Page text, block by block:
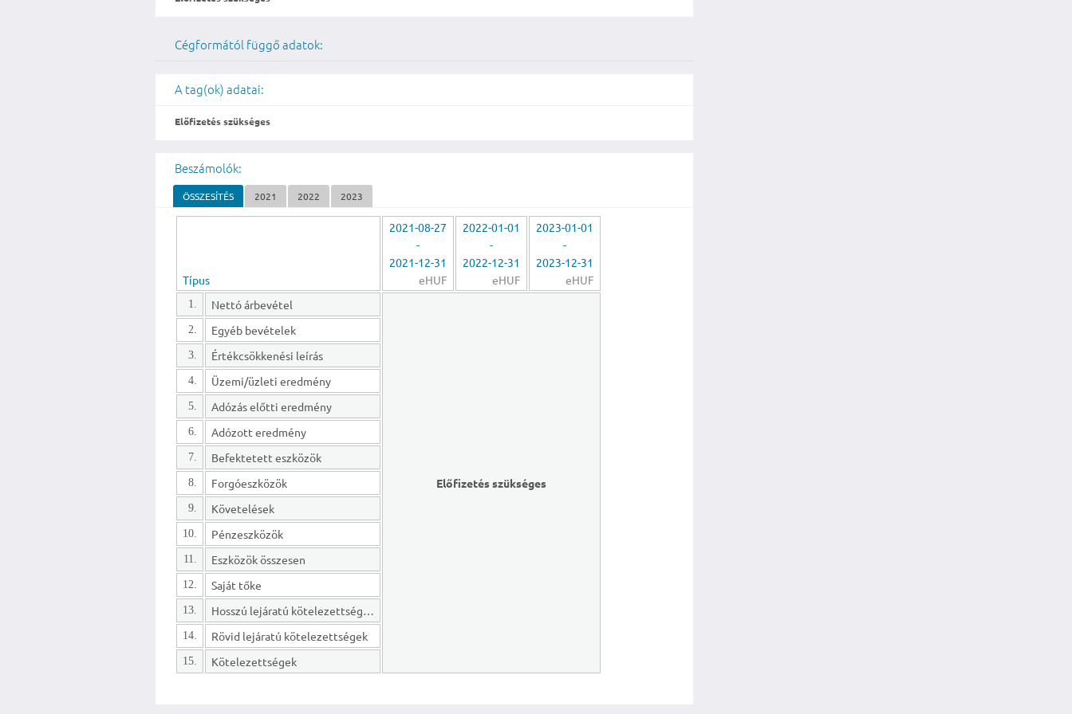
Cégformától függő adatok:
A tag(ok) adatai:
Előfizetés szükséges
Beszámolók:
ÖSSZESÍTÉS 2021 2022 2023
Típus
2021-08-27
-
2021-12-31
eHUF
2022-01-01
-
2022-12-31
eHUF
2023-01-01
-
2023-12-31
eHUF
1. Nettó árbevétel
Előfizetés szükséges
2. Egyéb bevételek
3. Értékcsökkenési leírás
4. Üzemi/üzleti eredmény
5. Adózás előtti eredmény
6. Adózott eredmény
7. Befektetett eszközök
8. Forgóeszközök
9. Követelések
10. Pénzeszközök
11. Eszközök összesen
12. Saját tőke
13. Hosszú lejáratú kötelezettségek
14. Rövid lejáratú kötelezettségek
15. Kötelezettségek